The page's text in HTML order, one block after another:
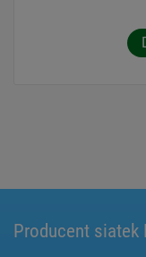
Producent siatek